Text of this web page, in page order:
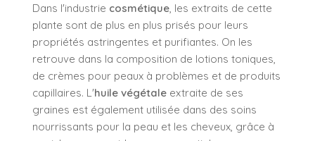
Dans l'industrie cosmétique, les extraits de cette
plante sont de plus en plus prisés pour leurs
propriétés astringentes et purifiantes. On les
retrouve dans la composition de lotions toniques,
de crèmes pour peaux à problèmes et de produits
capillaires. L'huile végétale extraite de ses
graines est également utilisée dans des soins
nourrissants pour la peau et les cheveux, grâce à